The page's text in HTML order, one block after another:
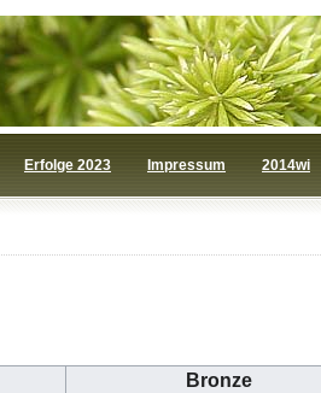
Erfolge 2023 Impressum 2014wi
Bronze